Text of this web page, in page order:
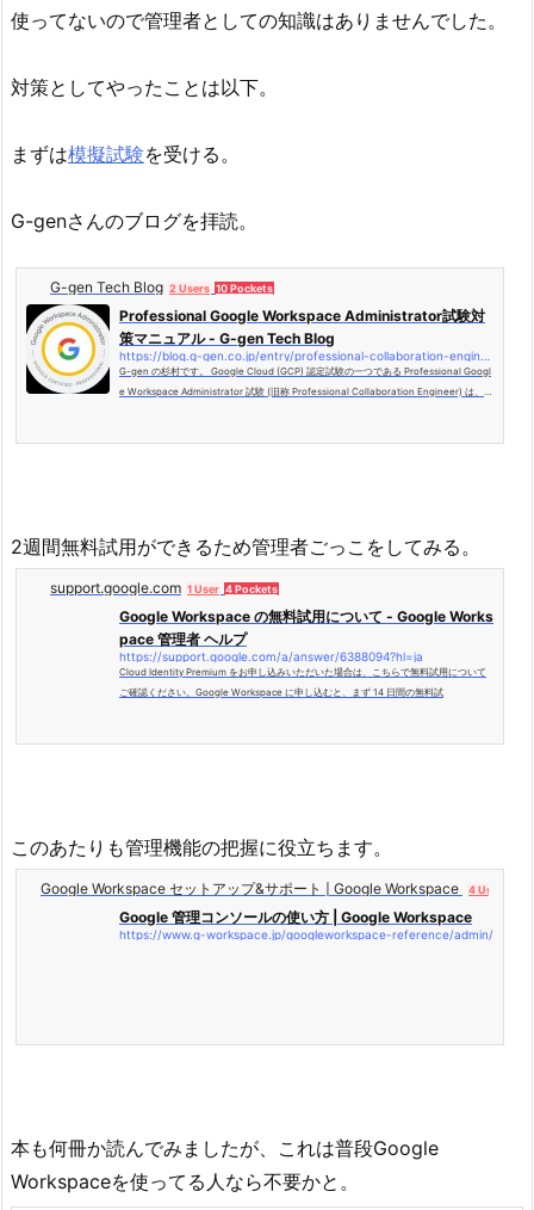
使ってないので管理者としての知識はありませんでした。
対策としてやったことは以下。
まずは模擬試験を受ける。
G-genさんのブログを拝読。
G-gen Tech Blog 2 Users 10 Pockets
Professional Google Workspace Administrator試験対
策マニュアル - G-gen Tech Blog
G-gen の杉村です。 Google Cloud (GCP) 認定試験の一つである Professional Googl
e Workspace Administrator 試験 (旧称 Professional Collaboration Engineer) は、 G
2週間無料試用ができるため管理者ごっこをしてみる。
support.google.com 1 User 4 Pockets
Google Workspace の無料試用について - Google Works
pace 管理者 ヘルプ
https://support.google.com/a/answer/6388094?hl=ja
Cloud Identity Premium をお申し込みいただいた場合は、こちらで無料試用について
ご確認ください。Google Workspace に申し込むと、まず 14 日間の無料試
このあたりも管理機能の把握に役立ちます。
Google Workspace セットアップ&サポート | Google Workspace の導入は
4 Users
Google 管理コンソールの使い方 | Google Workspace
https://www.g-workspace.jp/googleworkspace-reference/admin/
本も何冊か読んでみましたが、これは普段Google
Workspaceを使ってる人なら不要かと。